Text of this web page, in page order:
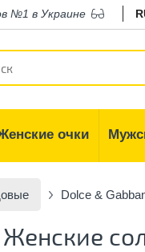
№1 в Украине
очки
Dolce &
Женские